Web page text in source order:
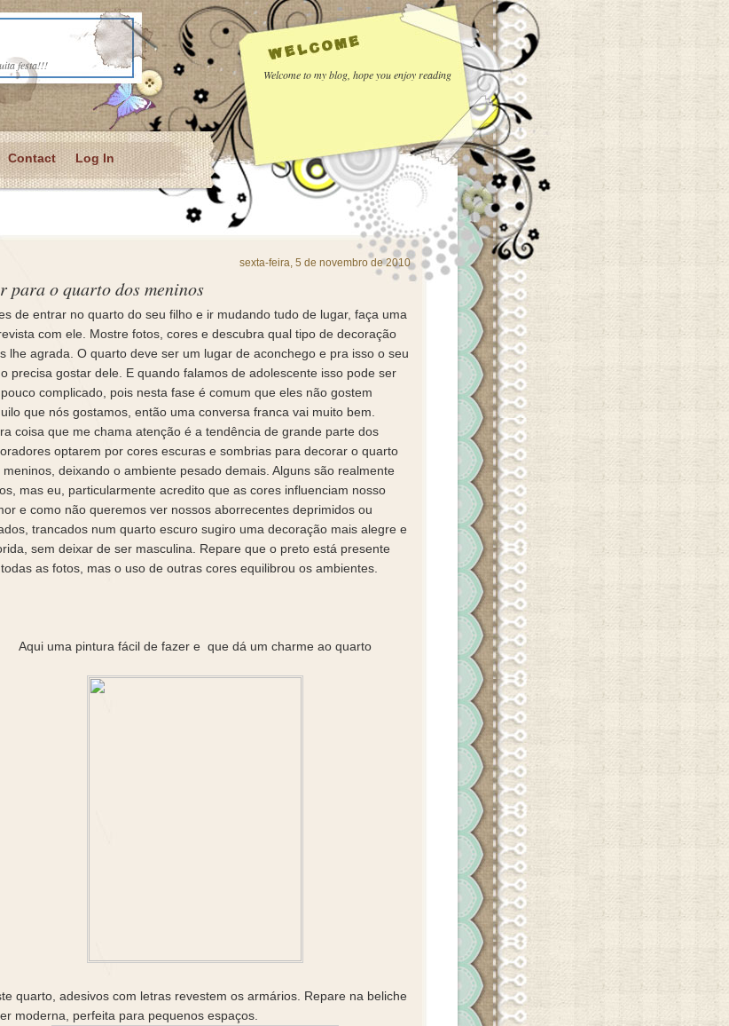
festa!!!
Contact Log In
Welcome to my blog, hope you enjoy reading
sexta-feira, 5 de novembro de 2010
para o quarto dos meninos
de entrar no quarto do seu filho e ir mudando tudo de lugar, faça uma
com ele. Mostre fotos, cores e descubra qual tipo de decoração
lhe agrada. O quarto deve ser um lugar de aconchego e pra isso o seu
precisa gostar dele. E quando falamos de adolescente isso pode ser
complicado, pois nesta fase é comum que eles não gostem
que nós gostamos, então uma conversa franca vai muito bem.
coisa que me chama atenção é a tendência de grande parte dos
optarem por cores escuras e sombrias para decorar o quarto
meninos, deixando o ambiente pesado demais. Alguns são realmente
mas eu, particularmente acredito que as cores influenciam nosso
e como não queremos ver nossos aborrecentes deprimidos ou
trancados num quarto escuro sugiro uma decoração mais alegre e
sem deixar de ser masculina. Repare que o preto está presente
as fotos, mas o uso de outras cores equilibrou os ambientes.
Aqui uma pintura fácil de fazer e que dá um charme ao quarto
quarto, adesivos com letras revestem os armários. Repare na beliche
moderna, perfeita para pequenos espaços.